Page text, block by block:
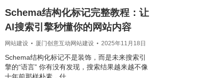
Schema结构化标记完整教程：让
AI搜索引擎秒懂你的网站内容
网站建设 厦门创意互动网站建设 2025年11月18日
Schema结构化标记不是装饰，而是未来搜索引
擎的“语言” 你有没有发现，搜索结果越来越不像